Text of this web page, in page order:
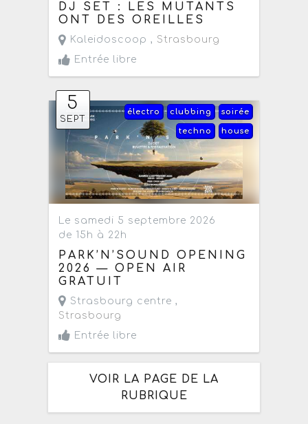
DJ SET : LES MUTANTS
ONT DES OREILLES
Kaleidoscoop , Strasbourg
Entrée libre
5
SEPT
soirée
clubbing
électro
house
techno
Le samedi 5 septembre 2026
de 15h à 22h
PARK’N’SOUND OPENING
2026 — OPEN AIR
GRATUIT
Strasbourg centre ,
Strasbourg
Entrée libre
VOIR LA PAGE DE LA
RUBRIQUE